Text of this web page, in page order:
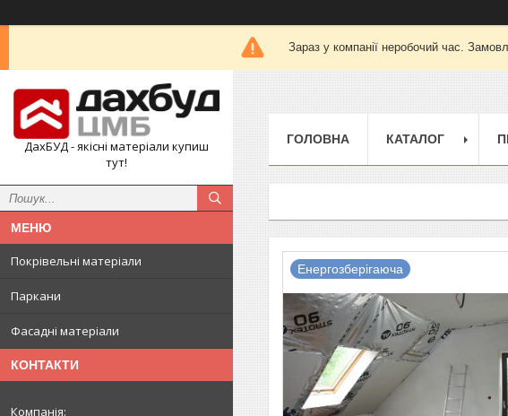
Зараз у компанії неробочий час.
ДахБУД - якісні матеріали купиш
тут!
Покрівельні матеріали
Паркани
Фасадні матеріали
КОНТАКТИ
ГОЛОВНА КАТАЛОГ
Енергозберігаюча